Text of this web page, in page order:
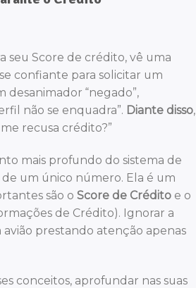
seu Score de crédito, vê uma
confiante para solicitar um
“negado”,
não se enquadra”. Diante disso,
recusa crédito?”
mais profundo do sistema de
de um único número. Ela é um
são o Score de Crédito e o
de Crédito). Ignorar a
prestando atenção apenas
conceitos, aprofundar nas suas